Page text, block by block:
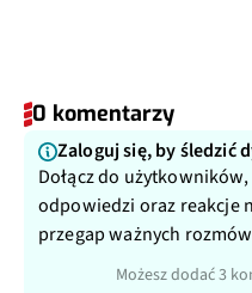
0 komentarzy
Zaloguj się, by śledzić
Dołącz do
odpowiedzi oraz reakcje
przegap ważnych
Możesz dodać 3